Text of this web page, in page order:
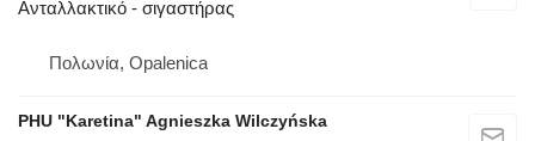
Ανταλλακτικό - σιγαστήρας
Πολωνία, Opalenica
PHU "Karetina" Agnieszka Wilczyńska